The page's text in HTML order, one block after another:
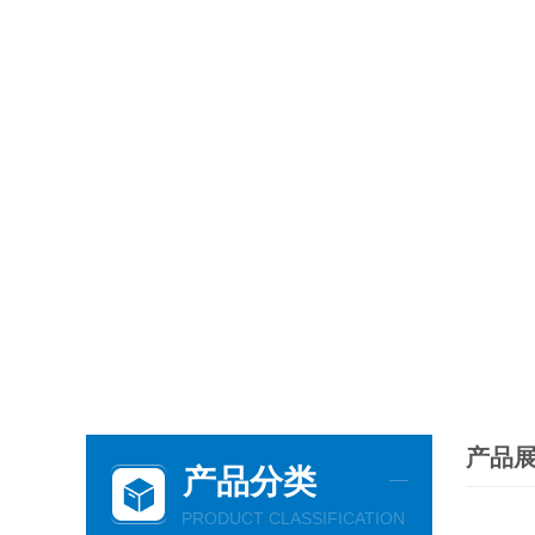
产品分类
PRODUCT CLASSIFICATION
产品